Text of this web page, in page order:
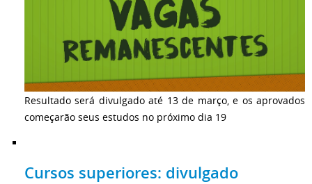
Resultado será divulgado até 13 de março, e os aprovados
começarão seus estudos no próximo dia 19
Cursos superiores: divulgado